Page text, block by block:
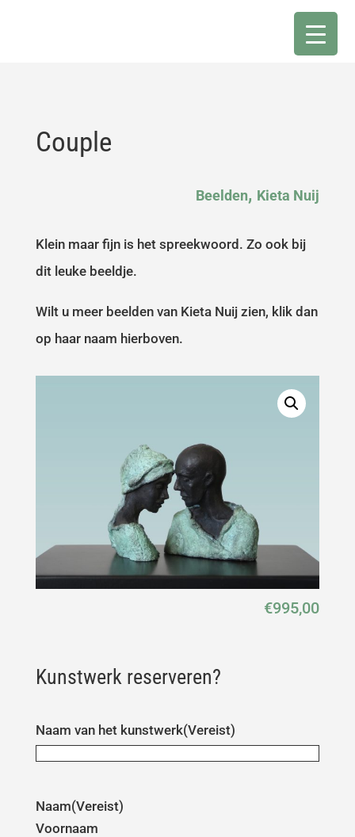
Couple
Beelden, Kieta Nuij
Klein maar fijn is het spreekwoord. Zo ook bij
dit leuke beeldje.
Wilt u meer beelden van Kieta Nuij zien, klik dan
op haar naam hierboven.
€995,00
Kunstwerk reserveren?
Naam van het kunstwerk(Vereist)
Naam(Vereist)
Voornaam